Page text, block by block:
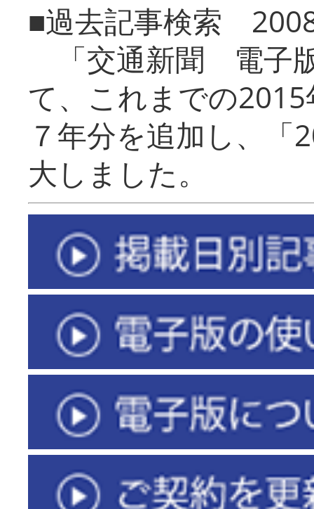
■過去記事検索
「交通新聞 電子
て、これまでの
７年分を追加し、「
大しまし